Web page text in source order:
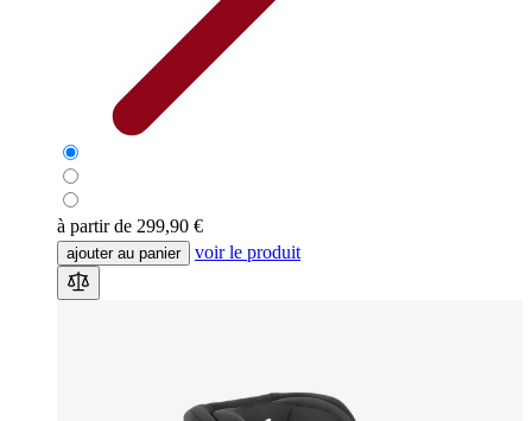
à partir de 299,90 €
ajouter au panier voir le produit